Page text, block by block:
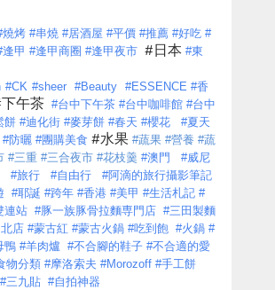
燒烤 #串燒 #居酒屋 #平價 #推薦 #好吃 #
逢甲 #逢甲商圈 #逢甲夜市 #日本 #東
#CK #sheer #Beauty #ESSENCE #香
下午茶 #台中下午茶 #台中咖啡館 #台中
餅 #迪化街 #麥芽餅 #春天 #櫻花 #夏天
#防曬 #團購美食 #水果 #蔬果 #營養 #蔬
#三重 #三合夜市 #花枝羹 #澳門 #威尼
#旅行 #自由行 #阿滴的旅行攝影筆記
#耶誕 #跨年 #香港 #美甲 #生活札記 #
連站 #豚一族豚骨拉麵専門店 #三田製麵
店 #蒙古紅 #蒙古火鍋 #吃到飽 #火鍋 #
鴨 #羊肉爐 #不合腳的鞋子 #不合適的愛
物分類 #摩洛索夫 #Morozoff #手工餅
#三九貼 #自拍神器